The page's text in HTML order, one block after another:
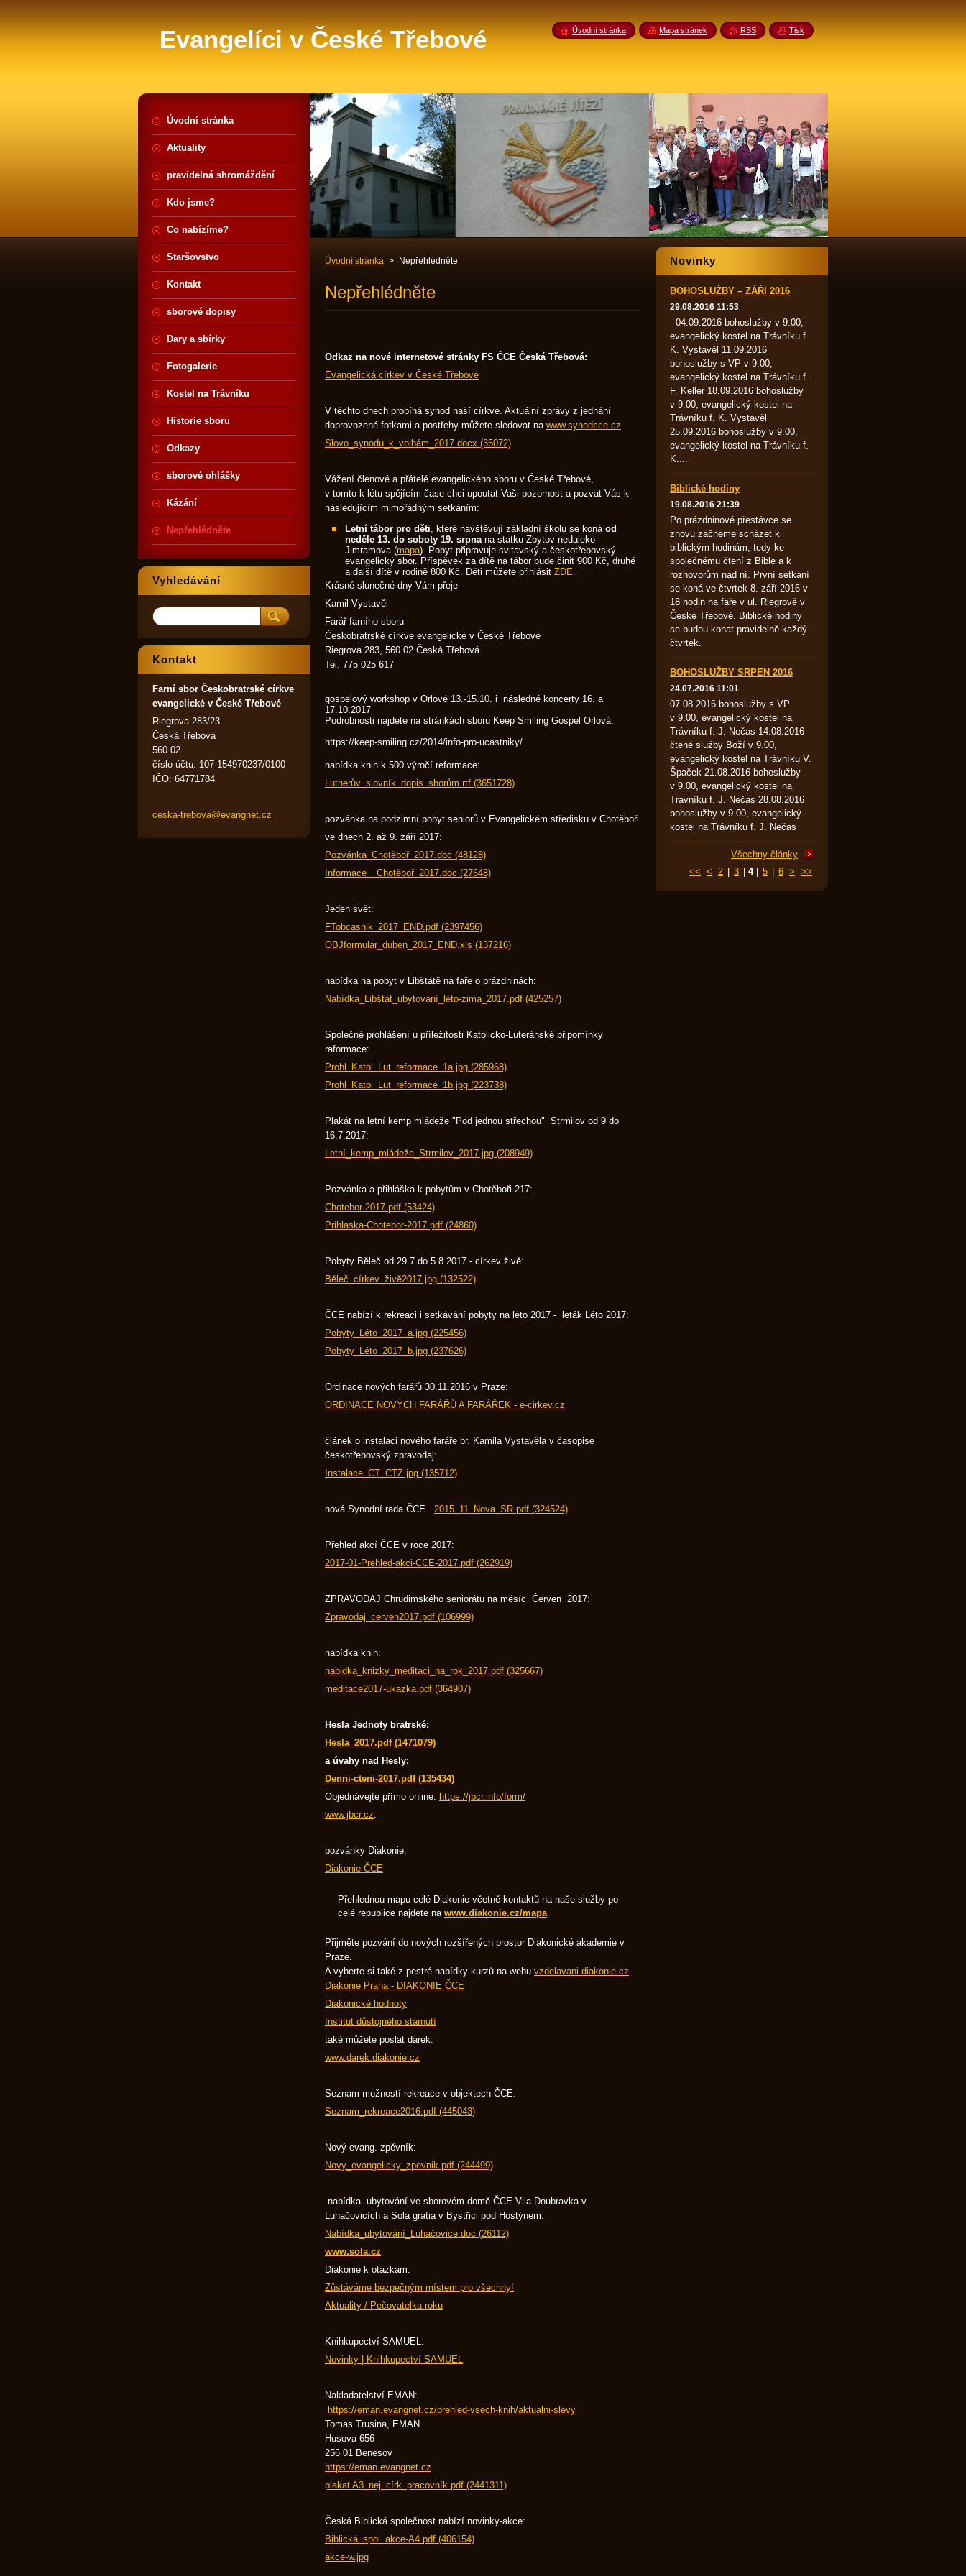
Evangelíci v České Třebové
Úvodní stránka > Nepřehlédněte
Nepřehlédněte
Odkaz na nové internetové stránky FS ČCE Česká Třebová:
Evangelická církev v České Třebové
V těchto dnech probíhá synod naší církve. Aktuální zprávy z jednání
doprovozené fotkami a postřehy můžete sledovat na www.synodcce.cz
Slovo_synodu_k_volbám_2017.docx (35072)
Vážení členové a přátelé evangelického sboru v České Třebové,
v tomto k létu spějícím čase chci upoutat Vaši pozornost a pozvat Vás k
následujícím mimořádným setkáním:
Letní tábor pro děti, které navštěvují základní školu se koná od
neděle 13. do soboty 19. srpna na statku Zbytov nedaleko
Jimramova (mapa). Pobyt připravuje svitavský a českotřebovský
evangelický sbor. Příspěvek za dítě na tábor bude činit 900 Kč, druhé
a další dítě v rodině 800 Kč. Děti můžete přihlásit ZDE.
Krásné slunečné dny Vám přeje
Kamil Vystavěl
Farář farního sboru
Českobratrské církve evangelické v České Třebové
Riegrova 283, 560 02 Česká Třebová
Tel. 775 025 617
gospelový workshop v Orlové 13.-15.10. i následné koncerty 16. a
17.10.2017
Podrobnosti najdete na stránkách sboru Keep Smiling Gospel Orlová:
https://keep-smiling.cz/2014/info-pro-ucastniky/
nabídka knih k 500.výročí reformace:
Lutherův_slovník_dopis_sborům.rtf (3651728)
pozvánka na podzimní pobyt seniorů v Evangelickém středisku v Chotěboři
ve dnech 2. až 9. září 2017:
Pozvánka_Chotěboř_2017.doc (48128)
Informace__Chotěboř_2017.doc (27648)
Jeden svět:
FTobcasnik_2017_END.pdf (2397456)
OBJformular_duben_2017_END.xls (137216)
nabídka na pobyt v Libštátě na faře o prázdninách:
Nabídka_Libštát_ubytování_léto-zima_2017.pdf (425257)
Společné prohlášení u příležitosti Katolicko-Luteránské připomínky
raformace:
Prohl_Katol_Lut_reformace_1a.jpg (285968)
Prohl_Katol_Lut_reformace_1b.jpg (223738)
Plakát na letní kemp mládeže "Pod jednou střechou" Strmilov od 9 do
16.7.2017:
Letní_kemp_mládeže_Strmilov_2017.jpg (208949)
Pozvánka a přihláška k pobytům v Chotěboři 217:
Chotebor-2017.pdf (53424)
Prihlaska-Chotebor-2017.pdf (24860)
Pobyty Běleč od 29.7 do 5.8.2017 - církev živě:
Běleč_církev_živě2017.jpg (132522)
ČCE nabízí k rekreaci i setkávání pobyty na léto 2017 - leták Léto 2017:
Pobyty_Léto_2017_a.jpg (225456)
Pobyty_Léto_2017_b.jpg (237626)
Ordinace nových farářů 30.11.2016 v Praze:
ORDINACE NOVÝCH FARÁŘŮ A FARÁŘEK - e-cirkev.cz
článek o instalaci nového faráře br. Kamila Vystavěla v časopise
českotřebovský zpravodaj:
Instalace_CT_CTZ.jpg (135712)
nová Synodní rada ČCE 2015_11_Nova_SR.pdf (324524)
Přehled akcí ČCE v roce 2017:
2017-01-Prehled-akci-CCE-2017.pdf (262919)
ZPRAVODAJ Chrudimského seniorátu na měsíc Červen 2017:
Zpravodaj_cerven2017.pdf (106999)
nabídka knih:
nabidka_knizky_meditaci_na_rok_2017.pdf (325667)
meditace2017-ukazka.pdf (364907)
Hesla Jednoty bratrské:
Hesla_2017.pdf (1471079)
a úvahy nad Hesly:
Denni-cteni-2017.pdf (135434)
Objednávejte přímo online: https://jbcr.info/form/
www.jbcr.cz.
pozvánky Diakonie:
Diakonie ČCE
Přehlednou mapu celé Diakonie včetně kontaktů na naše služby po
celé republice najdete na www.diakonie.cz/mapa
Přijměte pozvání do nových rozšířených prostor Diakonické akademie v
Praze.
A vyberte si také z pestré nabídky kurzů na webu vzdelavani.diakonie.cz
Diakonie Praha - DIAKONIE ČCE
Diakonické hodnoty
Institut důstojného stárnutí
také můžete poslat dárek:
www.darek.diakonie.cz
Seznam možností rekreace v objektech ČCE:
Seznam_rekreace2016.pdf (445043)
Nový evang. zpěvník:
Novy_evangelicky_zpevnik.pdf (244499)
nabídka ubytování ve sborovém domě ČCE Vila Doubravka v
Luhačovicích a Sola gratia v Bystřici pod Hostýnem:
Nabídka_ubytování_Luhačovice.doc (26112)
www.sola.cz
Diakonie k otázkám:
Zůstáváme bezpečným místem pro všechny!
Aktuality / Pečovatelka roku
Knihkupectví SAMUEL:
Novinky | Knihkupectví SAMUEL
Nakladatelství EMAN:
https://eman.evangnet.cz/prehled-vsech-knih/aktualni-slevy
Tomas Trusina, EMAN
Husova 656
256 01 Benesov
https://eman.evangnet.cz
plakat A3_nej_círk_pracovník.pdf (2441311)
Česká Biblická společnost nabízí novinky-akce:
Biblická_spol_akce-A4.pdf (406154)
akce-w.jpg
Novinky
BOHOSLUŽBY – ZÁŘÍ 2016
29.08.2016 11:53
04.09.2016 bohoslužby v 9.00,
evangelický kostel na Trávníku f.
K. Vystavěl 11.09.2016
bohoslužby s VP v 9.00,
evangelický kostel na Trávníku f.
F. Keller 18.09.2016 bohoslužby
v 9.00, evangelický kostel na
Trávníku f. K. Vystavěl
25.09.2016 bohoslužby v 9.00,
evangelický kostel na Trávníku f.
K....
Biblické hodiny
19.08.2016 21:39
Po prázdninové přestávce se
znovu začneme scházet k
biblickým hodinám, tedy ke
společnému čtení z Bible a k
rozhovorům nad ní. První setkání
se koná ve čtvrtek 8. září 2016 v
18 hodin na faře v ul. Riegrově v
České Třebové. Biblické hodiny
se budou konat pravidelně každý
čtvrtek.
BOHOSLUŽBY SRPEN 2016
24.07.2016 11:01
07.08.2016 bohoslužby s VP
v 9.00, evangelický kostel na
Trávníku f. J. Nečas 14.08.2016
čtené služby Boží v 9.00,
evangelický kostel na Trávníku V.
Špaček 21.08.2016 bohoslužby
v 9.00, evangelický kostel na
Trávníku f. J. Nečas 28.08.2016
bohoslužby v 9.00, evangelický
kostel na Trávníku f. J. Nečas
Všechny články
<< < 2 3 4 5 6 > >>
Úvodní stránka
Aktuality
pravidelná shromáždění
Kdo jsme?
Co nabízíme?
Staršovstvo
Kontakt
sborové dopisy
Dary a sbírky
Fotogalerie
Kostel na Trávníku
Historie sboru
Odkazy
sborové ohlášky
Kázání
Nepřehlédněte
Vyhledávání
Kontakt
Farní sbor Českobratrské církve
evangelické v České Třebové
Riegrova 283/23
Česká Třebová
560 02
číslo účtu: 107-154970237/0100
IČO: 64771784
ceska-trebova@evangnet.cz
Úvodní stránka Mapa stránek RSS Tisk